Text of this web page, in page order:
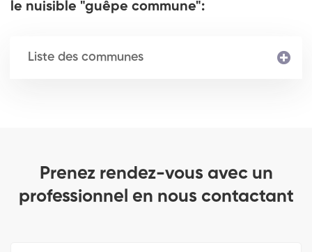
le nuisible "guêpe commune":
Liste des communes
Prenez rendez-vous avec un
professionnel en nous contactant